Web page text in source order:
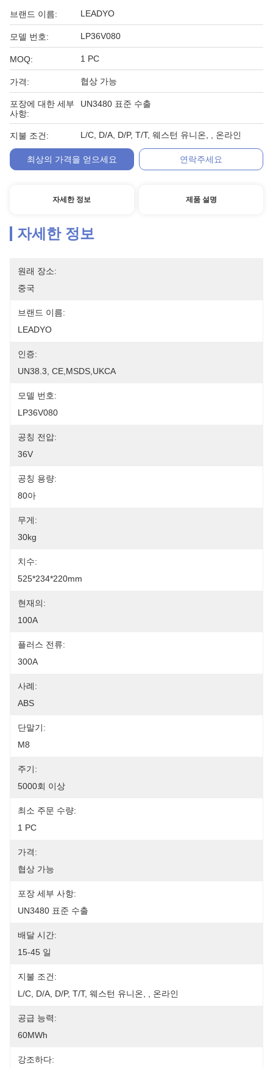
브랜드 이름: LEADYO
모델 번호: LP36V080
MOQ: 1 PC
가격: 협상 가능
포장에 대한 세부
사항:
UN3480 표준 수출
지불 조건: L/C, D/A, D/P, T/T, 웨스턴 유니온, , 온라인
최상의 가격을 얻으세요 연락주세요
자세한 정보 제품 설명
자세한 정보
원래 장소:
중국
브랜드 이름:
LEADYO
인증:
UN38.3, CE,MSDS,UKCA
모델 번호:
LP36V080
공칭 전압:
36V
공칭 용량:
80아
무게:
30kg
치수:
525*234*220mm
현재의:
100A
플러스 전류:
300A
사례:
ABS
단말기:
M8
주기:
5000회 이상
최소 주문 수량:
1 PC
가격:
협상 가능
포장 세부 사항:
UN3480 표준 수출
배달 시간:
15-45 일
지불 조건:
L/C, D/A, D/P, T/T, 웨스턴 유니온, , 온라인
공급 능력:
60MWh
강조하다: